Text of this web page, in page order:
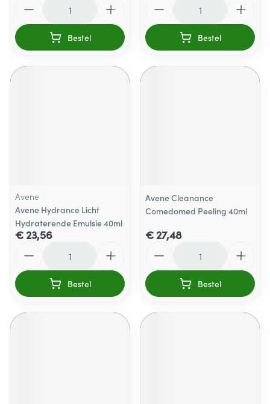
Bestel Bestel
Avene
Avene Hydrance Licht
Hydraterende Emulsie 40ml
€ 23,56
Bestel
Avene Cleanance
Comedomed Peeling 40ml
€ 27,48
Bestel